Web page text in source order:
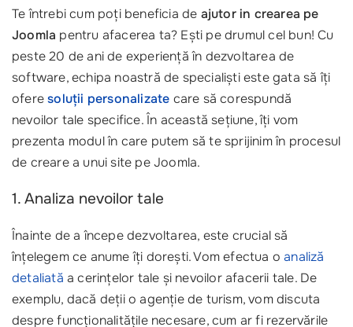
Te întrebi cum poți beneficia de ajutor in crearea pe
Joomla pentru afacerea ta? Ești pe drumul cel bun! Cu
peste 20 de ani de experiență în dezvoltarea de
software, echipa noastră de specialiști este gata să îți
oferesoluții personalizate care să corespundă
nevoilor tale specifice. În această sețiune, îți vom
prezenta modul în care putem să te sprijinim în procesul
de creare a unui site pe Joomla.
1. Analiza nevoilor tale
Înainte de a începe dezvoltarea, este crucial să
înțelegem ce anume îți dorești. Vom efectua oanaliză
detaliată a cerințelor tale și nevoilor afacerii tale. De
exemplu, dacă deții o agenție de turism, vom discuta
despre funcționalitățile necesare, cum ar fi rezervările